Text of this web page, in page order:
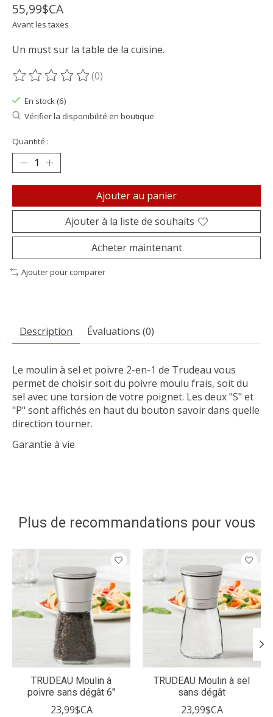
55,99$CA
Avant les taxes
Un must sur la table de la cuisine.
Ce produit est évalué à
(0)
En stock (6)
Vérifier la disponibilité en boutique
Quantité :
Ajouter au panier
Ajouter à la liste de souhaits
Acheter maintenant
Ajouter pour comparer
Description Évaluations (0)
Le moulin à sel et poivre 2-en-1 de Trudeau vous
permet de choisir soit du poivre moulu frais, soit du
sel avec une torsion de votre poignet. Les deux "S" et
"P" sont affichés en haut du bouton savoir dans quelle
direction tourner.
Garantie à vie
Plus de recommandations pour vous
Articles du carrousel de produits
TRUDEAU Moulin à
poivre sans dégât 6"
23,99$CA
TRUDEAU Moulin à sel
sans dégât
23,99$CA